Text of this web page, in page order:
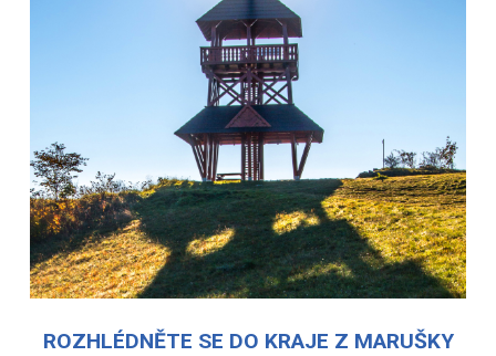
ROZHLÉDNĚTE SE DO KRAJE Z MARUŠKY